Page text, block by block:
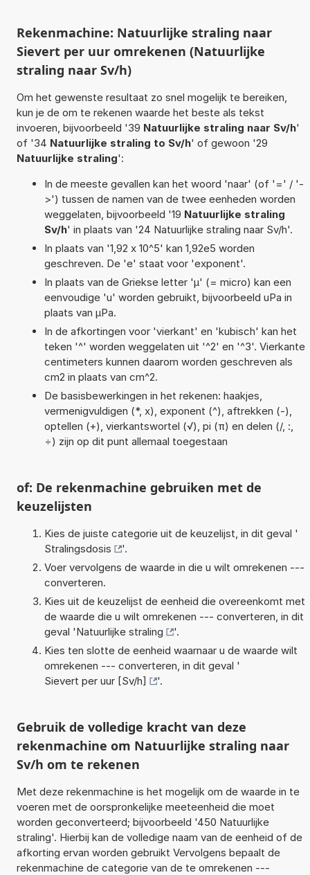
Rekenmachine: Natuurlijke straling naar
Sievert per uur omrekenen (Natuurlijke
straling naar Sv/h)
Om het gewenste resultaat zo snel mogelijk te bereiken,
kun je de om te rekenen waarde het beste als tekst
invoeren, bijvoorbeeld '39 Natuurlijke straling naar Sv/h'
of '34 Natuurlijke straling to Sv/h' of gewoon '29
Natuurlijke straling':
In de meeste gevallen kan het woord 'naar' (of '=' / '-
>') tussen de namen van de twee eenheden worden
weggelaten, bijvoorbeeld '19 Natuurlijke straling
Sv/h' in plaats van '24 Natuurlijke straling naar Sv/h'.
In plaats van '1,92 x 10^5' kan 1,92e5 worden
geschreven. De 'e' staat voor 'exponent'.
In plaats van de Griekse letter 'µ' (= micro) kan een
eenvoudige 'u' worden gebruikt, bijvoorbeeld uPa in
plaats van µPa.
In de afkortingen voor 'vierkant' en 'kubisch' kan het
teken '^' worden weggelaten uit '^2' en '^3'. Vierkante
centimeters kunnen daarom worden geschreven als
cm2 in plaats van cm^2.
De basisbewerkingen in het rekenen: haakjes,
vermenigvuldigen (*, x), exponent (^), aftrekken (-),
optellen (+), vierkantswortel (√), pi (π) en delen (/, :,
÷) zijn op dit punt allemaal toegestaan
of: De rekenmachine gebruiken met de
keuzelijsten
Kies de juiste categorie uit de keuzelijst, in dit geval '
Stralingsdosis
'.
Voer vervolgens de waarde in die u wilt omrekenen ---
converteren.
Kies uit de keuzelijst de eenheid die overeenkomt met
de waarde die u wilt omrekenen --- converteren, in dit
geval 'Natuurlijke straling
'.
Kies ten slotte de eenheid waarnaar u de waarde wilt
omrekenen --- converteren, in dit geval '
Sievert per uur [Sv/h]
'.
Gebruik de volledige kracht van deze
rekenmachine om Natuurlijke straling naar
Sv/h om te rekenen
Met deze rekenmachine is het mogelijk om de waarde in te
voeren met de oorspronkelijke meeteenheid die moet
worden geconverteerd; bijvoorbeeld '450 Natuurlijke
straling'. Hierbij kan de volledige naam van de eenheid of de
afkorting ervan worden gebruikt Vervolgens bepaalt de
rekenmachine de categorie van de te omrekenen ---